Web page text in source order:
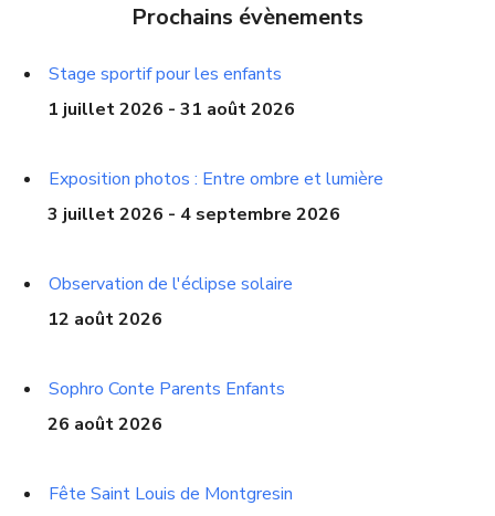
Prochains évènements
Stage sportif pour les enfants
1 juillet 2026 - 31 août 2026
Exposition photos : Entre ombre et lumière
3 juillet 2026 - 4 septembre 2026
Observation de l'éclipse solaire
12 août 2026
Sophro Conte Parents Enfants
26 août 2026
Fête Saint Louis de Montgresin